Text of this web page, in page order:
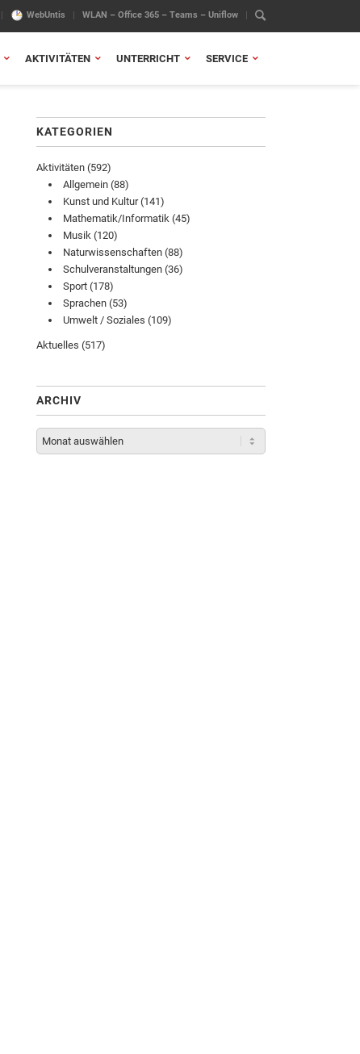
WebUntis WLAN – Office 365 – Teams – Uniflow
AKTIVITÄTEN UNTERRICHT SERVICE
KATEGORIEN
Aktivitäten(592)
Allgemein(88)
Kunst und Kultur(141)
Mathematik/Informatik(45)
Musik(120)
Naturwissenschaften(88)
Schulveranstaltungen(36)
Sport(178)
Sprachen(53)
Umwelt / Soziales (109)
Aktuelles (517)
ARCHIV